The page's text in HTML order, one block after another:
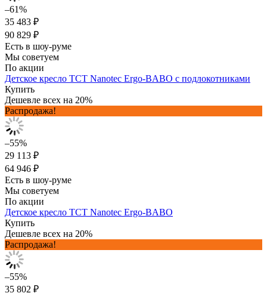
–61%
35 483 ₽
90 829 ₽
Есть в шоу-руме
Мы советуем
По акции
Детское кресло TCT Nanotec Ergo-BABO с подлокотниками
Купить
Дешевле всех на 20%
Распродажа!
–55%
29 113 ₽
64 946 ₽
Есть в шоу-руме
Мы советуем
По акции
Детское кресло TCT Nanotec Ergo-BABO
Купить
Дешевле всех на 20%
Распродажа!
–55%
35 802 ₽